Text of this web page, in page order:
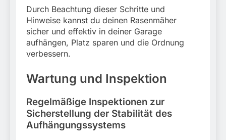
Durch Beachtung dieser Schritte und
Hinweise kannst du deinen Rasenmäher
sicher und effektiv in deiner Garage
aufhängen, Platz sparen und die Ordnung
verbessern.
Wartung und Inspektion
Regelmäßige Inspektionen zur
Sicherstellung der Stabilität des
Aufhängungssystems